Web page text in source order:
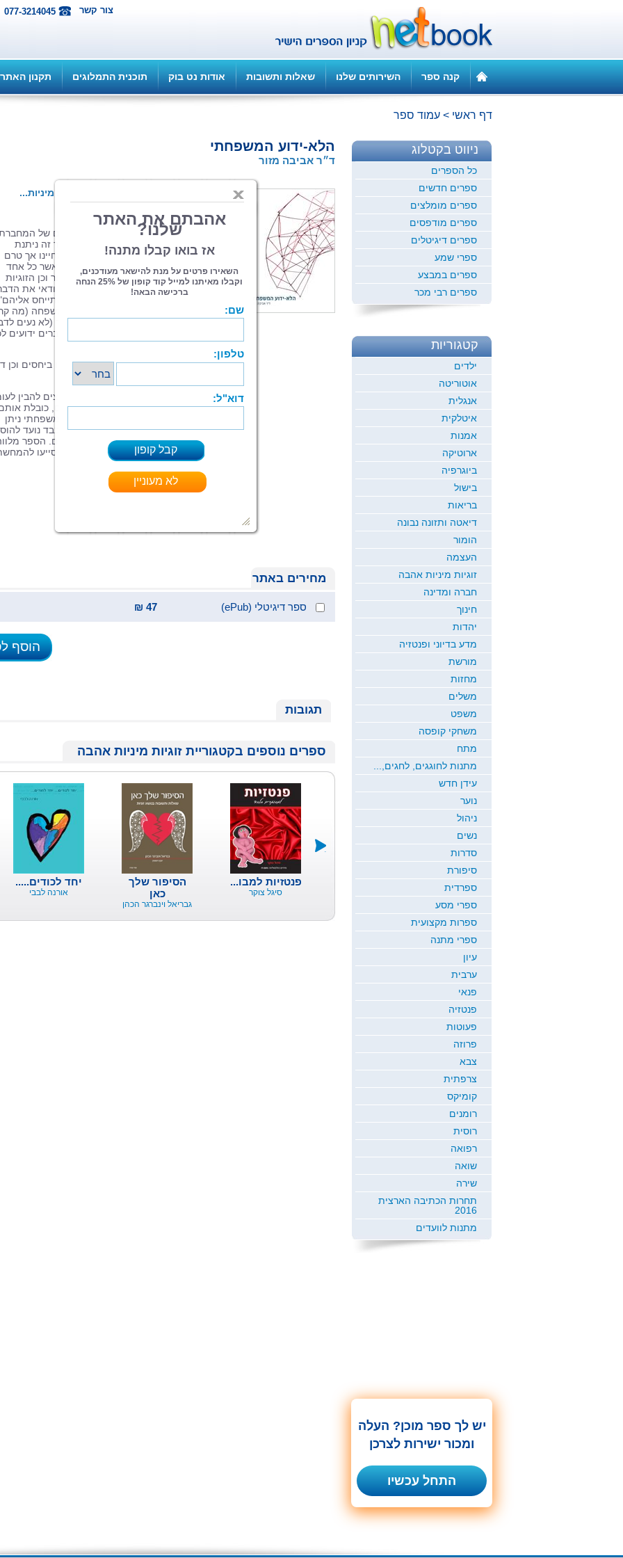
077-3214045 צור קשר
קנה ספר השירותים שלנו שאלות ותשובות אודות נט בוק תוכנית התמלוגים תקנון האתר
דף ראשי > עמוד ספר
הלא-ידוע המשפחתי
ד״ר אביבה מזור
| תחום: זוגיות מיניות...
ספר עיון זה הוא פרי ניסיון טיפולי רב שנים של
עם יחידים, עם זוגות ועם משפחות. בספר זה ניתנת
המשגה חדשה לתופעה המוכרת לכולנו מחיינו אך טרם
הומשגה ותוארה: הלא-ידוע המשפחתי. כאשר כל אחד
מאתנו חושב על משפחתו (משפחת המקור וכן הזוגיות
הנוכחית והמשפחה הנוכחית), הוא מזהה ודאי את
ש"אסור לדבר עליהם" או "שלא רגילים להתייחס
לפעמים זהו פרט ביוגרפי של מי מבני המשפחה (מה
לאבא במלחמה), לפעמים נושא רחב יותר (לא נעים
על כסף), לפעמים אלו סודות ולפעמים דברים ידועים
(הבן המכור לסמים).
בספר מתואר הסבל הנגרם בשל תופעה זו ביחסים וכן
ספר זה מיועד גם לקוראים סקרנים, החפצים להבין
את המציאות המשפחתית הנכפית עליהם, כובלת
משפיעה עליהם. ההסבר של הלא-ידוע המשפחתי ניתן
בצורה אינטואיטיבית וקרובה לקורא, ובד בבד נועד
ידע והעמקה למטפלים מזרמי טיפול שונים. הספר
בדוגמאות ובתיאורים רבים לכל אורכו, שיסייעו
הנושאים המוצגים וליצירת הזדהות עמם.
מחירים באתר
ספר דיגיטלי (ePub) 47 ₪
הוסף
תגובות
ספרים נוספים בקטגוריית זוגיות מיניות אהבה
יחד לכודים.....
אורנה לבבי
הסיפור שלך
כאן
גבריאל וינברגר הכהן
פנטזיות למבו...
סיגל צוקר
הצדפה
הרי את
אהובת...
גיורא רם
ניווט בקטלוג
כל הספרים
ספרים חדשים
ספרים מומלצים
ספרים מודפסים
ספרים דיגיטלים
ספרי שמע
ספרים במבצע
ספרים רבי מכר
קטגוריות
ילדים
אוטוריטה
אנגלית
איטלקית
אמנות
ארוטיקה
ביוגרפיה
בישול
בריאות
דיאטה ותזונה נבונה
הומור
העצמה
זוגיות מיניות אהבה
חברה ומדינה
חינוך
יהדות
מדע בדיוני ופנטזיה
מורשת
מחזות
משלים
משפט
משחקי קופסה
מתח
מתנות לחוגגים, לחגים,...
עידן חדש
נוער
ניהול
נשים
סדרות
סיפורת
ספרדית
ספרי מסע
ספרות מקצועית
ספרי מתנה
עיון
ערבית
פנאי
פנטזיה
פעוטות
פרוזה
צבא
צרפתית
קומיקס
רומנים
רוסית
רפואה
שואה
שירה
תחרות הכתיבה הארצית
2016
מתנות לוועדים
יש לך ספר מוכן? העלה
ומכור ישירות לצרכן
התחל עכשיו